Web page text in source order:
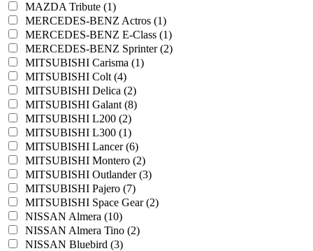
MAZDA Tribute (1)
MERCEDES-BENZ Actros (1)
MERCEDES-BENZ E-Class (1)
MERCEDES-BENZ Sprinter (2)
MITSUBISHI Carisma (1)
MITSUBISHI Colt (4)
MITSUBISHI Delica (2)
MITSUBISHI Galant (8)
MITSUBISHI L200 (2)
MITSUBISHI L300 (1)
MITSUBISHI Lancer (6)
MITSUBISHI Montero (2)
MITSUBISHI Outlander (3)
MITSUBISHI Pajero (7)
MITSUBISHI Space Gear (2)
NISSAN Almera (10)
NISSAN Almera Tino (2)
NISSAN Bluebird (3)